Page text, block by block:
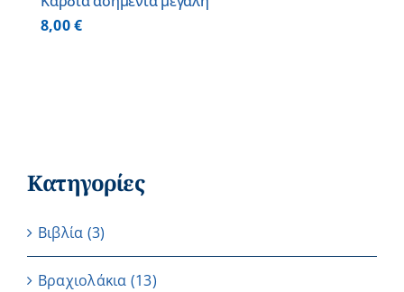
8,00€
Κατηγορίες
Βιβλία (3)
Βραχιολάκια (13)